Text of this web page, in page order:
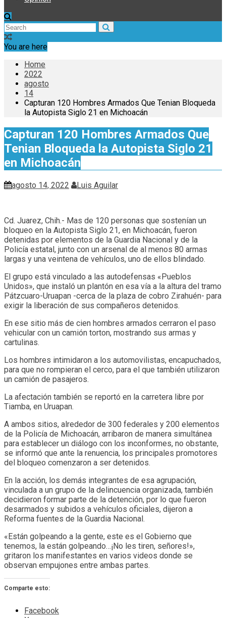
You are here
Home
2022
agosto
14
Capturan 120 Hombres Armados Que Tenian Bloqueda
la Autopista Siglo 21 en Michoacán
Capturan 120 Hombres Armados Que
Tenian Bloqueda la Autopista Siglo 21
en Michoacán
agosto 14, 2022 Luis Aguilar
Cd. Juarez, Chih.- Mas de 120 personas que sostenían un
bloqueo en la Autopista Siglo 21, en Michoacán, fueron
detenidas por elementos de la Guardia Nacional y de la
Policía estatal, junto con un arsenal de al menos 80 armas
largas y una veintena de vehículos, uno de ellos blindado.
El grupo está vinculado a las autodefensas «Pueblos
Unidos», que instaló un plantón en esa vía a la altura del tramo
Pátzcuaro-Uruapan -cerca de la plaza de cobro Zirahuén- para
exigir la liberación de sus compañeros detenidos.
En ese sitio más de cien hombres armados cerraron el paso
vehicular con un camión torton, mostrando sus armas y
cartulinas.
Los hombres intimidaron a los automovilistas, encapuchados,
para que no rompieran el cerco, para el que también utilizaron
un camión de pasajeros.
La afectación también se reportó en la carretera libre por
Tiamba, en Uruapan.
A ambos sitios, alrededor de 300 federales y 200 elementos
de la Policía de Michoacán, arribaron de manera simultánea
para establecer un diálogo con los inconformes, no obstante,
se informó que ante la renuencia, los principales promotores
del bloqueo comenzaron a ser detenidos.
En la acción, los demás integrantes de esa agrupación,
vinculada a un grupo de la delincuencia organizada, también
decidieron formar parte de la detención, por lo que fueron
desarmados y subidos a vehículos oficiales, dijeron a
Reforma fuentes de la Guardia Nacional.
«Están golpeando a la gente, este es el Gobierno que
tenemos, la están golpeando…¡No les tiren, señores!»,
gritaron los manifestantes en varios videos donde se
observan empujones entre ambas partes.
Comparte esto:
Facebook